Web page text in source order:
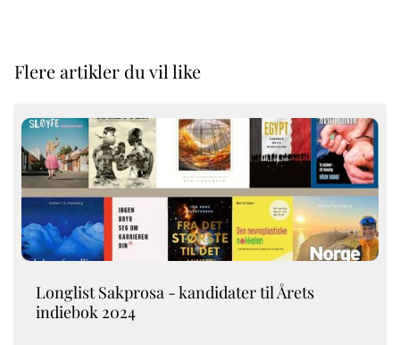
Flere artikler du vil like
Longlist Sakprosa - kandidater til Årets
indiebok 2024